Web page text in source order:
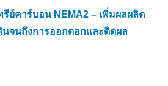
ย์คาร์บอน NEMA2 – เพิ่มผลผลิต
นจนถึงการออกดอกและติดผล